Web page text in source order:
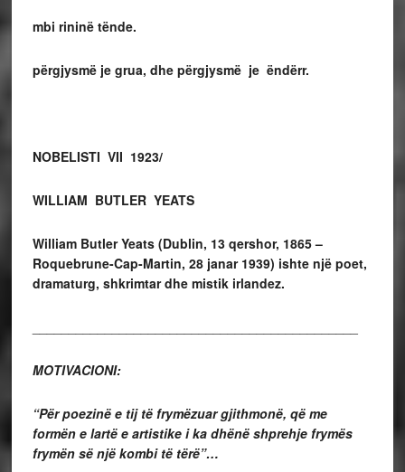
mbi rininë tënde.
përgjysmë je grua, dhe përgjysmë je ëndërr.
NOBELISTI VII 1923/
WILLIAM BUTLER YEATS
William Butler Yeats (Dublin, 13 qershor, 1865 –
Roquebrune-Cap-Martin, 28 janar 1939) ishte një poet,
dramaturg, shkrimtar dhe mistik irlandez.
MOTIVACIONI:
“Për poezinë e tij të frymëzuar gjithmonë, që me
formën e lartë e artistike i ka dhënë shprehje frymës
frymën së një kombi të tërë”…